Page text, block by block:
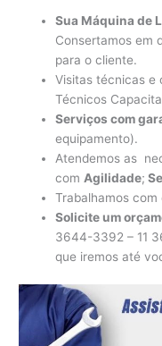
Sua Máquina de
Consertamos em
para o cliente.
Visitas técnicas e
Técnicos
Serviços com
equipamento).
Atendemos as
com Agilidade;
Trabalhamos
Solicite um
3644-3392 – 11
que iremos até